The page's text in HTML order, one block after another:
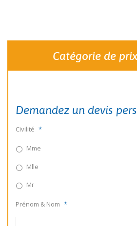
Catégorie de
Demandez un devis
Civilité *
Mme
Mlle
Mr
Prénom & Nom *